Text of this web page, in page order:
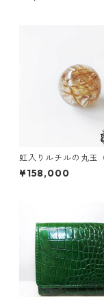
虹入りルチルの丸玉
m）
¥158,000